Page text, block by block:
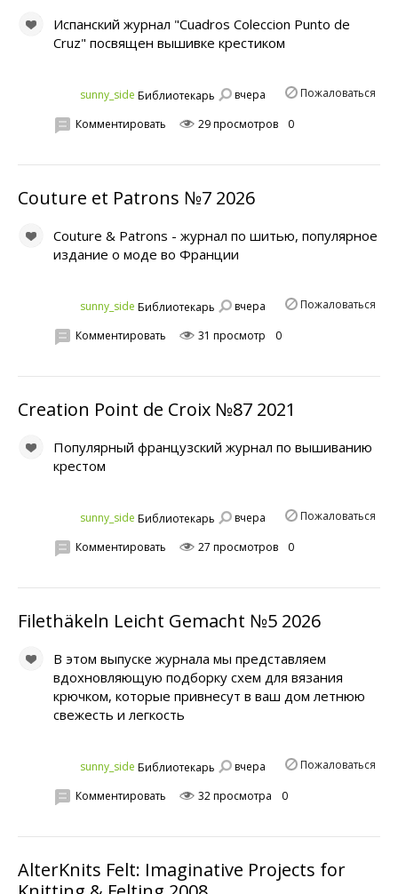
Испанский журнал "Cuadros Coleccion Punto de
Cruz" посвящен вышивке крестиком
sunny_side Библиотекарь вчера Пожаловаться
Комментировать 29 просмотров 0
Couture et Patrons №7 2026
Couture & Patrons - журнал по шитью, популярное
издание о моде во Франции
sunny_side Библиотекарь вчера Пожаловаться
Комментировать 31 просмотр 0
Creation Point de Croix №87 2021
Популярный французский журнал по вышиванию
крестом
sunny_side Библиотекарь вчера Пожаловаться
Комментировать 27 просмотров 0
Filethäkeln Leicht Gemacht №5 2026
В этом выпуске журнала мы представляем
вдохновляющую подборку схем для вязания
крючком, которые привнесут в ваш дом летнюю
свежесть и легкость
sunny_side Библиотекарь вчера Пожаловаться
Комментировать 32 просмотра 0
AlterKnits Felt: Imaginative Projects for